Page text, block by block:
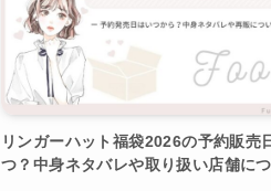
リンガーハット福袋2026の予約販売
つ？中身ネタバレや取り扱い店舗に